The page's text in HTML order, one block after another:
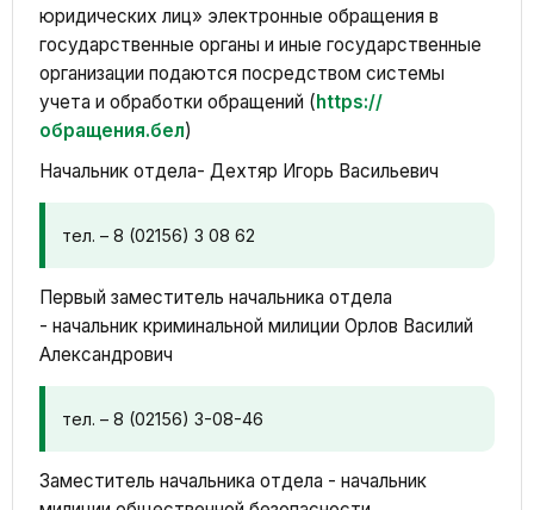
юридических лиц» электронные обращения в
государственные органы и иные государственные
организации подаются посредством системы
учета и обработки обращений (https://
обращения.бел)
Начальник отдела- Дехтяр Игорь Васильевич
тел. – 8 (02156) 3 08 62
Первый заместитель начальника отдела
- начальник криминальной милиции Орлов Василий
Александрович
тел. – 8 (02156) 3-08-46
Заместитель начальника отдела - начальник